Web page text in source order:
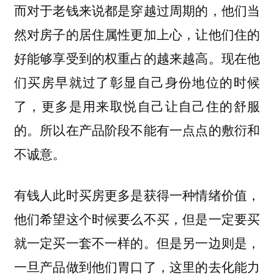
而对于老钱来说都是穿越过周期的，他们当
然对房子的居住属性更加上心，让他们住的
好能够享受到的权重占的越来越高。现在他
们买房早就过了彰显自己身份地位的时候
了，更多是用来取悦自己让自己住的舒服
的。所以在产品阶段不能有一点点的敷衍和
不诚意。
有钱人此时买房更多是获得一种情绪价值，
他们希望这个时候要么不买，但是一定要买
就一定买一套不一样的。但是另一边则是，
一旦产品做到他们胃口了，这里的去化能力